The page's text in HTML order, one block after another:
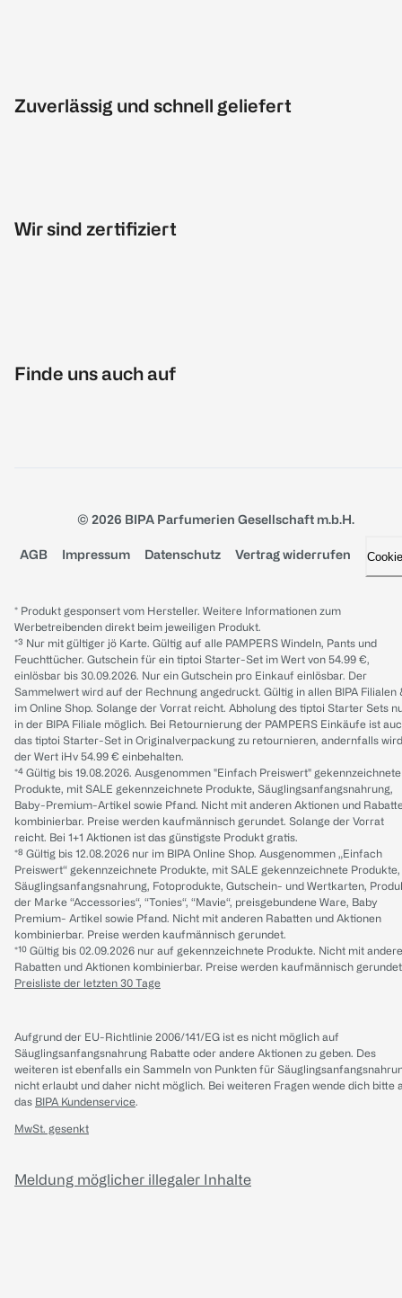
Zuverlässig und schnell geliefert
Wir sind zertifiziert
Finde uns auch auf
© 2026 BIPA Parfumerien Gesellschaft m.b.H.
AGB Impressum Datenschutz Vertrag widerrufen
* Produkt gesponsert vom Hersteller. Weitere Informationen zum
Werbetreibenden direkt beim jeweiligen Produkt.
*³ Nur mit gültiger jö Karte. Gültig auf alle PAMPERS Windeln, Pants und
Feuchttücher. Gutschein für ein tiptoi Starter-Set im Wert von 54.99 €,
einlösbar bis 30.09.2026. Nur ein Gutschein pro Einkauf einlösbar. Der
Sammelwert wird auf der Rechnung angedruckt. Gültig in allen BIPA Filialen
im Online Shop. Solange der Vorrat reicht. Abholung des tiptoi Starter Sets
in der BIPA Filiale möglich. Bei Retournierung der PAMPERS Einkäufe ist
das tiptoi Starter-Set in Originalverpackung zu retournieren, andernfalls wird
der Wert iHv 54.99 € einbehalten.
*⁴ Gültig bis 19.08.2026. Ausgenommen "Einfach Preiswert" gekennzeichnete
Produkte, mit SALE gekennzeichnete Produkte, Säuglingsanfangsnahrung,
Baby-Premium-Artikel sowie Pfand. Nicht mit anderen Aktionen und
kombinierbar. Preise werden kaufmännisch gerundet. Solange der Vorrat
reicht. Bei 1+1 Aktionen ist das günstigste Produkt gratis.
*⁸ Gültig bis 12.08.2026 nur im BIPA Online Shop. Ausgenommen „Einfach
Preiswert“ gekennzeichnete Produkte, mit SALE gekennzeichnete Produkte,
Säuglingsanfangsnahrung, Fotoprodukte, Gutschein- und Wertkarten,
der Marke “Accessories“, “Tonies“, “Mavie“, preisgebundene Ware, Baby
Premium- Artikel sowie Pfand. Nicht mit anderen Rabatten und Aktionen
kombinierbar. Preise werden kaufmännisch gerundet.
*¹⁰ Gültig bis 02.09.2026 nur auf gekennzeichnete Produkte. Nicht mit
Rabatten und Aktionen kombinierbar. Preise werden kaufmännisch
Preisliste der letzten 30 Tage
Aufgrund der EU-Richtlinie 2006/141/EG ist es nicht möglich auf
Säuglingsanfangsnahrung Rabatte oder andere Aktionen zu geben. Des
weiteren ist ebenfalls ein Sammeln von Punkten für
nicht erlaubt und daher nicht möglich. Bei weiteren Fragen wende dich bitte
das BIPA Kundenservice.
MwSt. gesenkt
Meldung möglicher illegaler Inhalte